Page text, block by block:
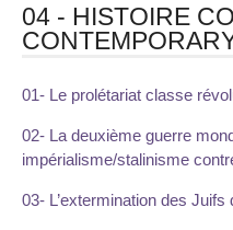
04 - HISTOIRE
01- Le prolétariat classe
02- La deuxième guerre
impérialisme/stalinisme
03- L’extermination des Juifs